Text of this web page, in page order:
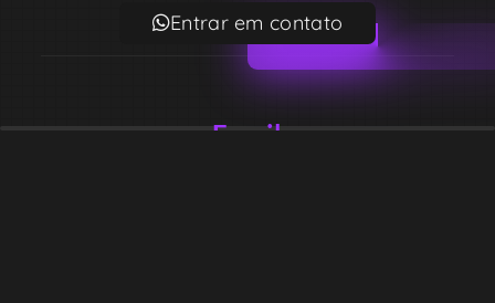
Entrar em contato
Email